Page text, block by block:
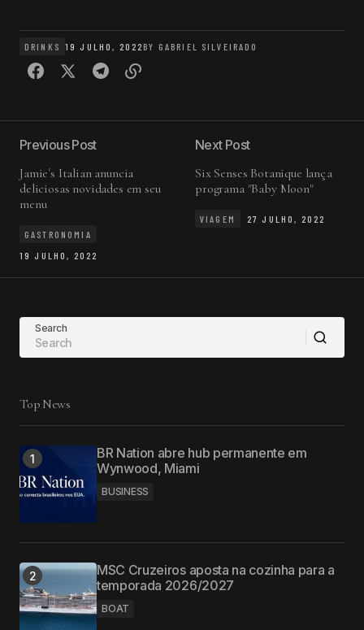
DRINKS 19 JULHO, 2022BY GABRIEL SILVEIRADO
Previous Post
Jamie´s Italian anuncia
deliciosas novidades em seu
menu
GASTRONOMIA
19 JULHO, 2022
Next Post
Six Senses Botanique lança
programa "Baby Moon"
VIAGEM 27 JULHO, 2022
Search
Top News
BR Nation abre hub permanente em
Wynwood, Miami
BUSINESS
MSC Cruzeiros aposta na cozinha para a
temporada 2026/2027
BOAT